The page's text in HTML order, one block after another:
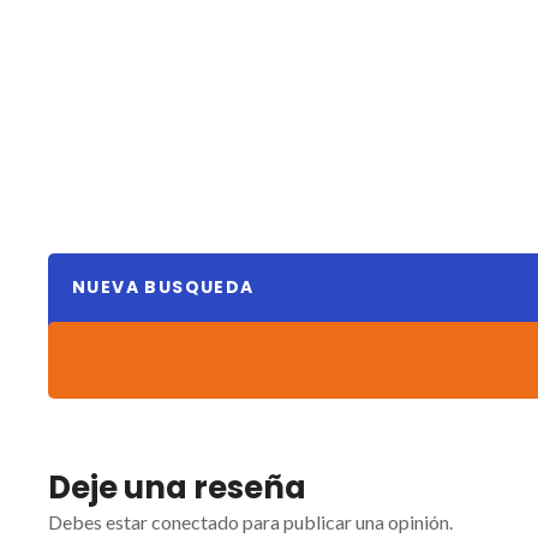
NUEVA BUSQUEDA
Deje una reseña
Debes estar conectado para publicar una opinión.